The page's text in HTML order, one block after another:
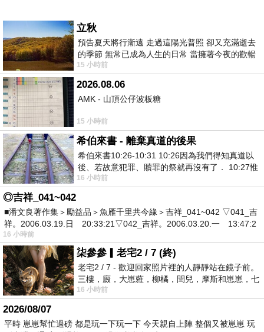
立秋
預告夏天將行漸遠 走過這陽光普照 卻又充滿逝去
的季節 無常已成為人生的日常 當擁著今夜的歡暢
舒心 轉眼驟成昨日 而明晨 太陽
15 小時前
2026.08.06
AMK - 山頂公仔波板糖
15 小時前
希伯來書 - 離棄真道的後果
希伯來書10:26-10:31 10:26因為我們得知真道以
後、若故意犯罪、贖罪的祭就再沒有了． 10:27惟
有戰懼等候審判和那燒滅眾敵人的烈火
16 小時前
◎吉祥_041~042
■潘文良著作集＞勵益品＞魚雁千里共今緣＞吉祥_041~042 ▽041_吉
祥。2006.03.19.日 20:33:21▽042_吉祥。2006.03.20.一 13:47:2
16 小時前
柒參參▎老宅2 / 7 (終)
老宅2 / 7 - 歡迎回家照片裡的人靜靜站在鏡子前。
三樓，廄，大崽蕥，柳橘，閆兒，摩斯和崽崽，七
個人整整齊齊地站在鏡框之外，如同
16 小時前
2026/08/07
平時 崽崽幫忙過磅 都是玩一下玩一下 今天親自上陣 整個又被崽崽 玩